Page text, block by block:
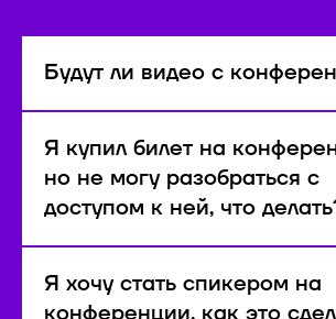
Будут ли видео с
Я купил билет на
но не могу разобраться с
доступом к ней, что
Я хочу стать спикером на
конференции, как это